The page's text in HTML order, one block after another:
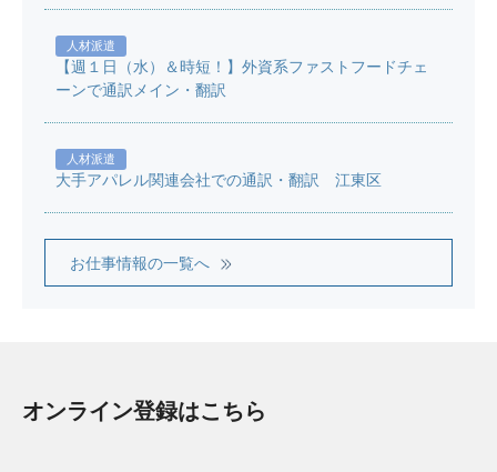
人材派遣
【週１日（水）＆時短！】外資系ファストフードチェ
ーンで通訳メイン・翻訳
人材派遣
大手アパレル関連会社での通訳・翻訳 江東区
お仕事情報の一覧へ
オンライン登録はこちら